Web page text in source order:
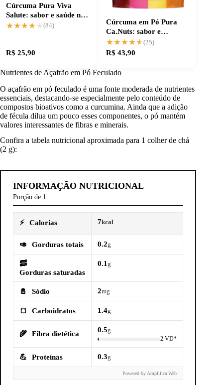
Cúrcuma Pura Viva
Salute: sabor e saúde na
medida certa
★★★★★
★★★★★ (84)
R$ 25,90
Cúrcuma em Pó Pura
Ca.Nuts: sabor e
qualidade garantidos
★★★★★
★★★★★(25)
R$ 43,90
Nutrientes de Açafrão em Pó Feculado
O açafrão em pó feculado é uma fonte moderada de nutrientes
essenciais, destacando-se especialmente pelo conteúdo de
compostos bioativos como a curcumina. Ainda que a adição
de fécula dilua um pouco esses componentes, o pó mantém
valores interessantes de fibras e minerais.
Confira a tabela nutricional aproximada para 1 colher de chá
(2 g):
INFORMAÇÃO NUTRICIONAL
Porção de 1
⚡ Calorias 7kcal
🥑 Gorduras totais 0.2g
🥓
Gorduras saturadas
0.1 g
🧂 Sódio 2mg
🍞 Carboidratos 1.4g
🌾 Fibra dietética 0.5g
2 VD*
💪 Proteínas 0.3g
Powered by Amplifica Web